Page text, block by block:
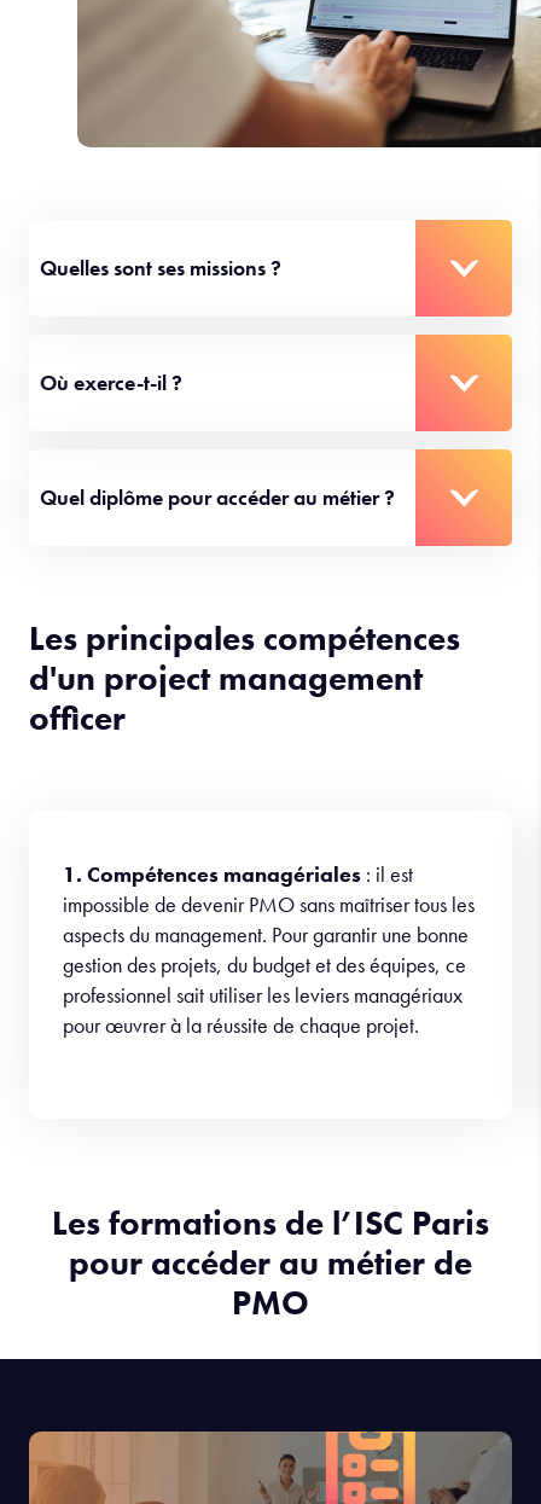
Quelles sont ses missions ?
Où exerce-t-il ?
Quel diplôme pour accéder au métier ?
Les principales compétences
d'un project management
officer
1. Compétences managériales : il est
impossible de devenir PMO sans maîtriser tous les
aspects du management. Pour garantir une bonne
gestion des projets, du budget et des équipes, ce
professionnel sait utiliser les leviers managériaux
pour œuvrer à la réussite de chaque projet.
Les formations de l’ISC Paris
pour accéder au métier de
PMO